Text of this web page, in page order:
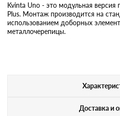
Kvinta Uno - это модульная версия
Plus. Монтаж производится на
использованием доборных
металлочерепицы.
Доставка и